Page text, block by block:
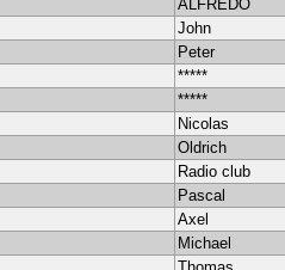
ALFREDO
John
Peter
*****
*****
Nicolas
Oldrich
Radio club
Pascal
Axel
Michael